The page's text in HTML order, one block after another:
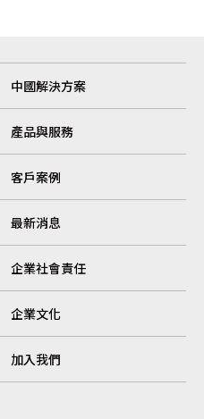
中國解決方案
產品與服務
客戶案例
最新消息
企業社會責任
企業文化
加入我們